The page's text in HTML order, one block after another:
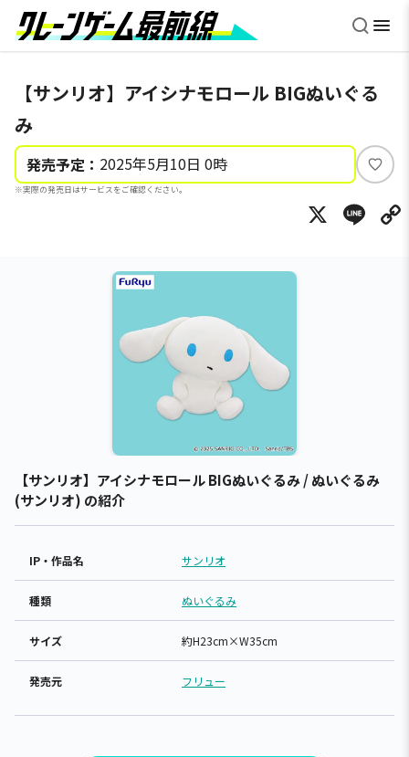
【サンリオ】アイシナモロール BIGぬいぐる
み
発売予定： 2025年5月10日 0時
※実際の発売日はサービスをご確認ください。
い
ね
X
【サンリオ】アイシナモロール BIGぬいぐるみ / ぬいぐるみ
(サンリオ) の紹介
IP・作品名 サンリオ
種類 ぬいぐるみ
サイズ 約H23cm×W35cm
発売元 フリュー